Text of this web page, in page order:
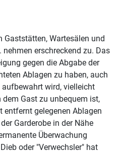
Gaststätten, Wartesälen und
erschreckend zu. Das
gegen die Abgabe der
Ablagen zu haben, auch
aufbewahrt wird, vielleicht
Gast zu unbequem ist,
entfernt gelegenen Ablagen
Garderobe in der Nähe
Überwachung
oder "Verwechsler" hat